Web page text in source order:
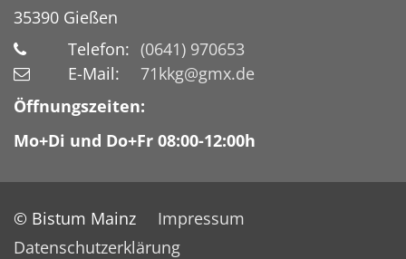
35390 Gießen
Telefon: (0641) 970653
E-Mail:
71kkg@gmx.de
Öffnungszeiten:
Mo+Di und Do+Fr 08:00-12:00h
© Bistum Mainz
Impressum
Datenschutzerklärung